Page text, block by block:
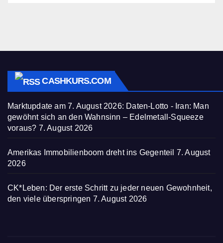
CASHKURS.COM
Marktupdate am 7. August 2026: Daten-Lotto - Iran: Man
gewöhnt sich an den Wahnsinn – Edelmetall-Squeeze
voraus? 7. August 2026
Amerikas Immobilienboom dreht ins Gegenteil 7. August
2026
CK*Leben: Der erste Schritt zu jeder neuen Gewohnheit,
den viele überspringen 7. August 2026